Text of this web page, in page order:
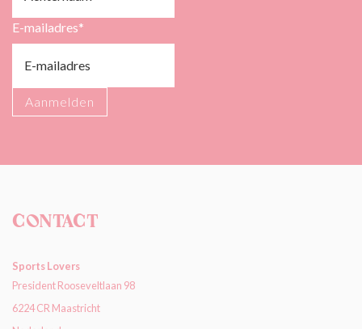
E-mailadres*
Contact
Sports Lovers
President Rooseveltlaan 98
6224 CR Maastricht